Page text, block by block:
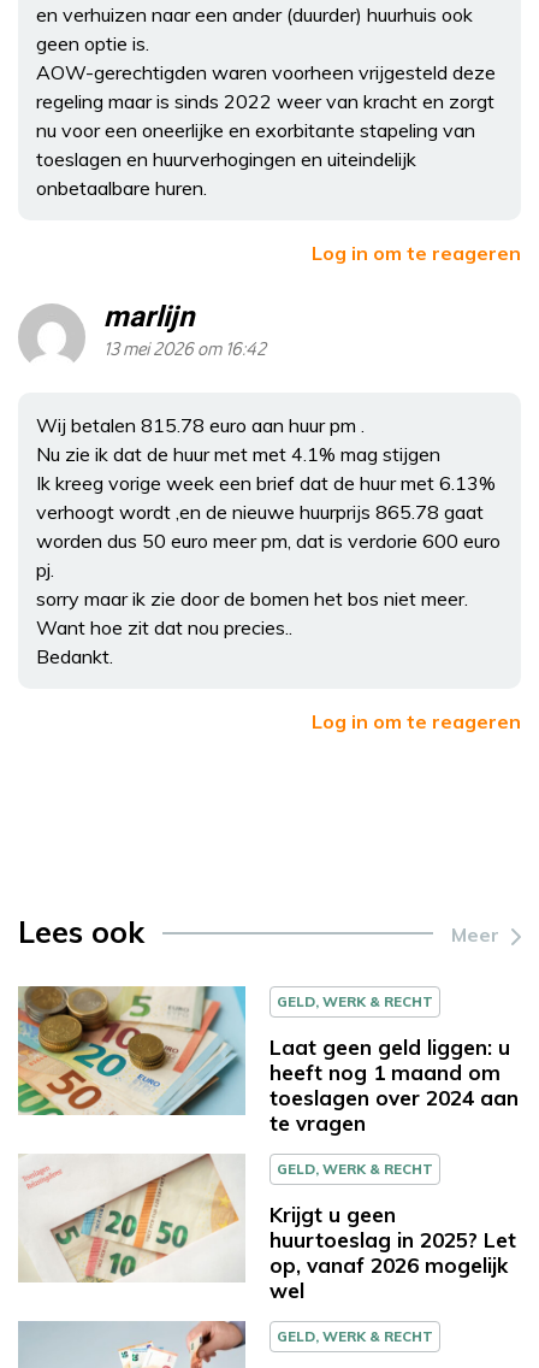
en verhuizen naar een ander (duurder) huurhuis ook
geen optie is.
AOW-gerechtigden waren voorheen vrijgesteld deze
regeling maar is sinds 2022 weer van kracht en zorgt
nu voor een oneerlijke en exorbitante stapeling van
toeslagen en huurverhogingen en uiteindelijk
onbetaalbare huren.
Log in om te reageren
marlijn
13 mei 2026 om 16:42
Wij betalen 815.78 euro aan huur pm .
Nu zie ik dat de huur met met 4.1% mag stijgen
Ik kreeg vorige week een brief dat de huur met 6.13%
verhoogt wordt ,en de nieuwe huurprijs 865.78 gaat
worden dus 50 euro meer pm, dat is verdorie 600 euro
pj.
sorry maar ik zie door de bomen het bos niet meer.
Want hoe zit dat nou precies..
Bedankt.
Log in om te reageren
Lees ook Meer
GELD, WERK & RECHT
Laat geen geld liggen: u
heeft nog 1 maand om
toeslagen over 2024 aan
te vragen
GELD, WERK & RECHT
Krijgt u geen
huurtoeslag in 2025? Let
op, vanaf 2026 mogelijk
wel
GELD, WERK & RECHT